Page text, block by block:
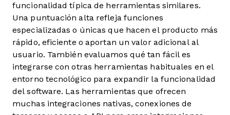
funcionalidad típica de herramientas similares.
Una puntuación alta refleja funciones
especializadas o únicas que hacen el producto más
rápido, eficiente o aportan un valor adicional al
usuario. También evaluamos qué tan fácil es
integrarse con otras herramientas habituales en el
entorno tecnológico para expandir la funcionalidad
del software. Las herramientas que ofrecen
muchas integraciones nativas, conexiones de